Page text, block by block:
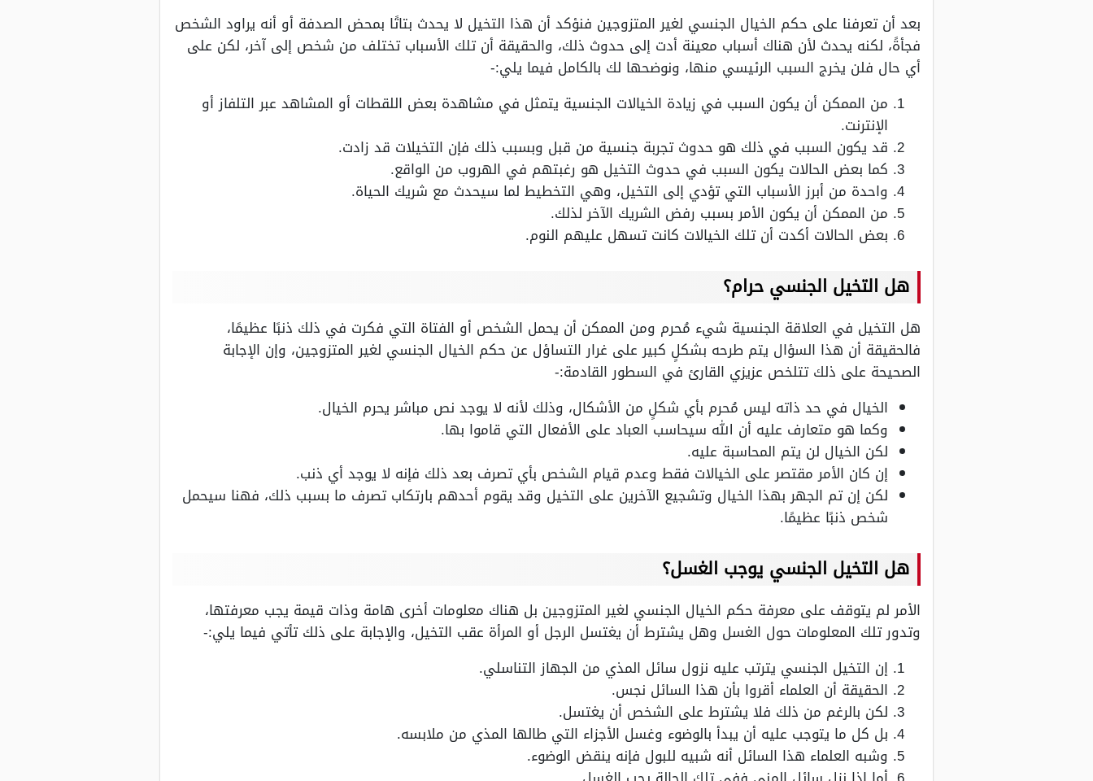
بعد أن تعرفنا على حكم الخيال الجنسي لغير المتزوجين فنؤكد أن هذا التخيل لا يحدث بتاتًا بمحض الصدفة أو أنه يراود الشخص
فجأةً، لكنه يحدث لأن هناك أسباب معينة أدت إلى حدوث ذلك، والحقيقة أن تلك الأسباب تختلف من شخص إلى آخر، لكن على
أي حال فلن يخرج السبب الرئيسي منها، ونوضحها لك بالكامل فيما يلي:-
من الممكن أن يكون السبب في زيادة الخيالات الجنسية يتمثل في مشاهدة بعض اللقطات أو المشاهد عبر التلفاز أو
الإنترنت.
قد يكون السبب في ذلك هو حدوث تجربة جنسية من قبل وبسبب ذلك فإن التخيلات قد زادت.
كما بعض الحالات يكون السبب في حدوث التخيل هو رغبتهم في الهروب من الواقع.
واحدة من أبرز الأسباب التي تؤدي إلى التخيل، وهي التخطيط لما سيحدث مع شريك الحياة.
من الممكن أن يكون الأمر بسبب رفض الشريك الآخر لذلك.
بعض الحالات أكدت أن تلك الخيالات كانت تسهل عليهم النوم.
هل التخيل الجنسي حرام؟
هل التخيل في العلاقة الجنسية شيء مُحرم ومن الممكن أن يحمل الشخص أو الفتاة التي فكرت في ذلك ذنبًا عظيمًا،
فالحقيقة أن هذا السؤال يتم طرحه بشكلٍ كبير على غرار التساؤل عن حكم الخيال الجنسي لغير المتزوجين، وإن الإجابة
الصحيحة على ذلك تتلخص عزيزي القارئ في السطور القادمة:-
الخيال في حد ذاته ليس مُحرم بأي شكلٍ من الأشكال، وذلك لأنه لا يوجد نص مباشر يحرم الخيال.
وكما هو متعارف عليه أن الله سيحاسب العباد على الأفعال التي قاموا بها.
لكن الخيال لن يتم المحاسبة عليه.
إن كان الأمر مقتصر على الخيالات فقط وعدم قيام الشخص بأي تصرف بعد ذلك فإنه لا يوجد أي ذنب.
لكن إن تم الجهر بهذا الخيال وتشجيع الآخرين على التخيل وقد يقوم أحدهم بارتكاب تصرف ما بسبب ذلك، فهنا سيحمل
شخص ذنبًا عظيمًا.
هل التخيل الجنسي يوجب الغسل؟
الأمر لم يتوقف على معرفة حكم الخيال الجنسي لغير المتزوجين بل هناك معلومات أخرى هامة وذات قيمة يجب معرفتها،
وتدور تلك المعلومات حول الغسل وهل يشترط أن يغتسل الرجل أو المرأة عقب التخيل، والإجابة على ذلك تأتي فيما يلي:-
إن التخيل الجنسي يترتب عليه نزول سائل المذي من الجهاز التناسلي.
الحقيقة أن العلماء أقروا بأن هذا السائل نجس.
لكن بالرغم من ذلك فلا يشترط على الشخص أن يغتسل.
بل كل ما يتوجب عليه أن يبدأ بالوضوء وغسل الأجزاء التي طالها المذي من ملابسه.
وشبه العلماء هذا السائل أنه شبيه للبول فإنه ينقض الوضوء.